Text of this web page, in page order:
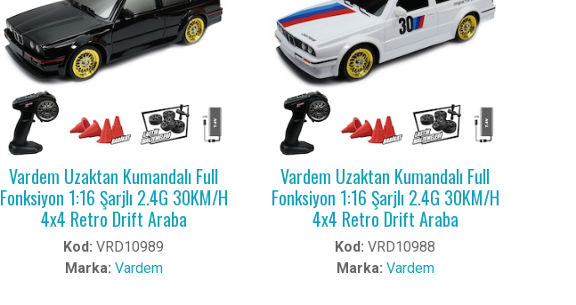
Vardem Uzaktan Kumandalı Full
Fonksiyon 1:16 Şarjlı 2.4G 30KM/H
4x4 Retro Drift Araba
Kod: VRD10989
Marka: Vardem
Vardem Uzaktan Kumandalı Full
Fonksiyon 1:16 Şarjlı 2.4G 30KM/H
4x4 Retro Drift Araba
Kod: VRD10988
Marka: Vardem